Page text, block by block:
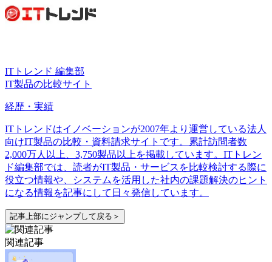
ITトレンド 編集部
IT製品の比較サイト
経歴・実績
ITトレンドはイノベーションが2007年より運営している法人
向けIT製品の比較・資料請求サイトです。累計訪問者数
2,000万人以上、3,750製品以上を掲載しています。ITトレン
ド編集部では、読者がIT製品・サービスを比較検討する際に
役立つ情報や、システムを活用した社内の課題解決のヒント
になる情報を記事にして日々発信しています。
記事上部にジャンプして戻る＞
関連記事